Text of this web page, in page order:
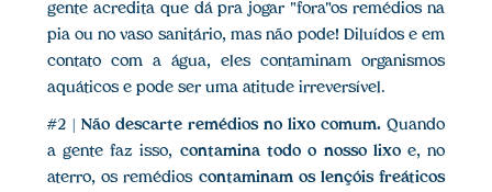
gente acredita que dá pra jogar "fora"os remédios na
pia ou no vaso sanitário, mas não pode! Diluídos e em
contato com a água, eles contaminam organismos
aquáticos e pode ser uma atitude irreversível.
#2 | Não descarte remédios no lixo comum.Quando
a gente faz isso, contamina todo o nosso lixoe, no
aterro, os remédios contaminam os lençóis freáticos